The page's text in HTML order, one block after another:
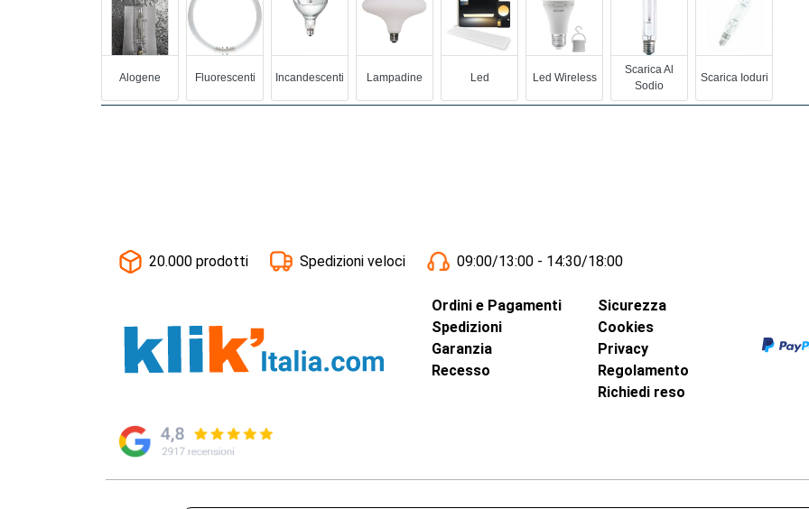
Alogene Fluorescenti Incandescenti Lampadine Led Led Wireless
Scarica Al
Sodio
Scarica Ioduri
20.000 prodotti Spedizioni veloci 09:00/13:00 - 14:30/18:00
Ordini e Pagamenti
Spedizioni
Garanzia
Recesso
Sicurezza
Cookies
Privacy
Regolamento
Richiedi reso